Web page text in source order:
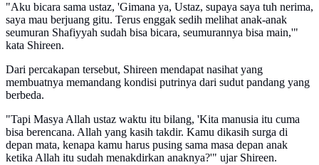
"Aku bicara sama ustaz, 'Gimana ya, Ustaz, supaya saya tuh nerima,
saya mau berjuang gitu. Terus enggak sedih melihat anak-anak
seumuran Shafiyyah sudah bisa bicara, seumurannya bisa main,'"
kata Shireen.
Dari percakapan tersebut, Shireen mendapat nasihat yang
membuatnya memandang kondisi putrinya dari sudut pandang yang
berbeda.
"Tapi Masya Allah ustaz waktu itu bilang, 'Kita manusia itu cuma
bisa berencana. Allah yang kasih takdir. Kamu dikasih surga di
depan mata, kenapa kamu harus pusing sama masa depan anak
ketika Allah itu sudah menakdirkan anaknya?'" ujar Shireen.